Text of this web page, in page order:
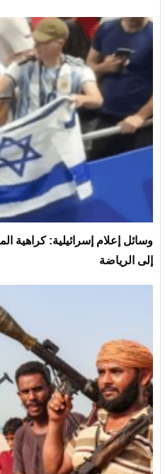
وسائل إعلام إسرائيلية: كراهية
إلى الرياضة